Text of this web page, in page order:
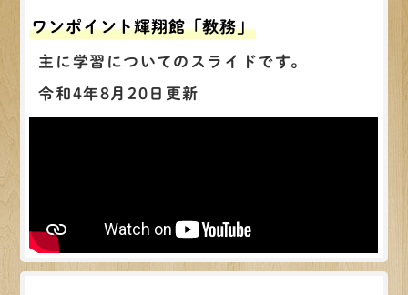
ワンポイント輝翔館「教務」
主に学習についてのスライドです。
令和4年8月20日更新